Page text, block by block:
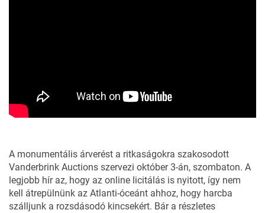
A monumentális árverést a ritkaságokra szakosodott
Vanderbrink Auctions szervezi október 3-án, szombaton. A
legjobb hír az, hogy az online licitálás is nyitott, így nem
kell átrepülnünk az Atlanti-óceánt ahhoz, hogy harcba
szálljunk a rozsdásodó kincsekért. Bár a részletes